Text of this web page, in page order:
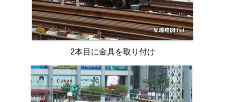
2本目に金具を取り付け